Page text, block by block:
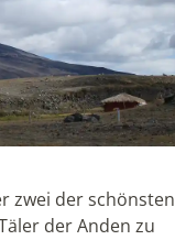
zwei der schönsten
der Anden zu